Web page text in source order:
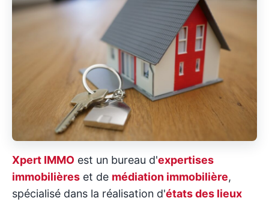
Xpert IMMO est un bureau d'expertises
immobilières et de médiation immobilière,
spécialisé dans la réalisation d'états des lieux